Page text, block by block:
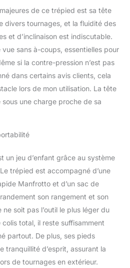
robuste avec niveau à
bulle intégré, tubes à
d'aluminium haute
résistance et fond de bol
de 75 mm, ce qui peut
offrir une meilleure
stabilité pour le trépied
réglable du trépied de
maximale est de :
Professionnelle: Le
système
d'équilibrage intégré
permet des mouvements
horizontaux à 360° et
verticaux de +90°/-75°.
La tête fluide de la
caméra adopte une
conception à
dégagement rapide à
de ce trépied est sa tête
divers tournages, et la fluidité des
et d’inclinaison est indiscutable.
sans à-coups, essentielles pour
si la contre-pression n’est pas
dans certains avis clients, cela
lors de mon utilisation. La tête
une charge proche de sa
un jeu d’enfant grâce au système
trépied est accompagné d’une
Manfrotto et d’un sac de
son rangement et son
soit pas l’outil le plus léger du
total, il reste suffisamment
partout. De plus, ses pieds
tranquillité d’esprit, assurant la
de tournages en extérieur.